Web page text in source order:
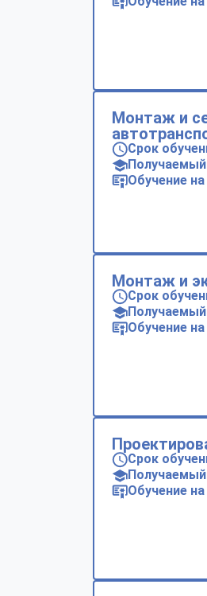
Монтаж и
Срок
Обучение
Монтаж и
Срок
Обучение
Срок
Обучение